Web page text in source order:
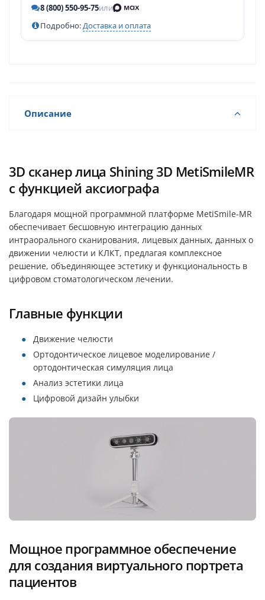
8 (800) 550-95-75или
Подробно:Доставка и оплата
Описание
3D сканер лица Shining 3D MetiSmileMR
с функцией аксиографа
Благодаря мощной программной платформе MetiSmile-MR
обеспечивает бесшовную интеграцию данных
интраорального сканирования, лицевых данных, данных о
движении челюсти и КЛКТ, предлагая комплексное
решение, объединяющее эстетику и функциональность в
цифровом стоматологическом лечении.
Главные функции
Движение челюсти
Ортодонтическое лицевое моделирование /
ортодонтическая симуляция лица
Анализ эстетики лица
Цифровой дизайн улыбки
Мощное программное обеспечение
для создания виртуального портрета
пациентов